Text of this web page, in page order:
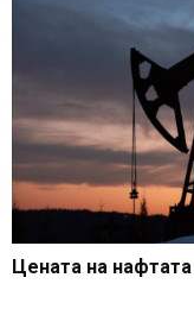
Цената на